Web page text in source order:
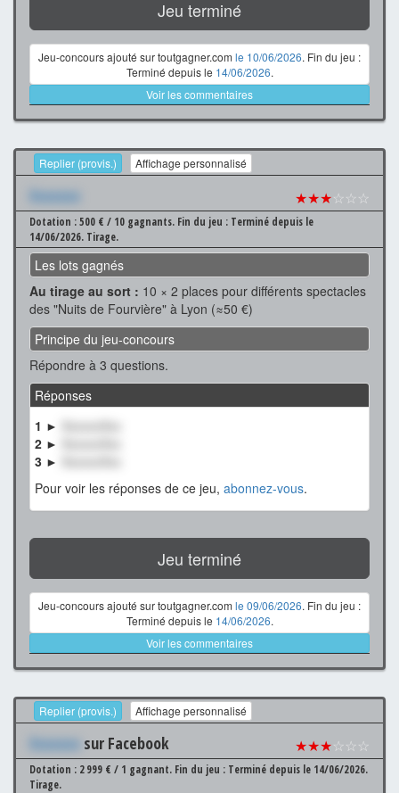
Jeu terminé
Jeu-concours ajouté sur toutgagner.com le 10/06/2026. Fin du jeu :
Terminé depuis le 14/06/2026.
Voir les commentaires
Replier (provis.) Affichage personnalisé
Xxxxxxx ★★★☆☆☆
Dotation : 500 € / 10 gagnants. Fin du jeu : Terminé depuis le
14/06/2026. Tirage.
Les lots gagnés
Au tirage au sort : 10 × 2 places pour différents spectacles
des "Nuits de Fourvière" à Lyon (≈50 €)
Principe du jeu-concours
Répondre à 3 questions.
Réponses
1 ►
XxxxxxXxx
2 ►
3 ►
Pour voir les réponses de ce jeu, abonnez-vous.
Jeu terminé
Jeu-concours ajouté sur toutgagner.com le 09/06/2026. Fin du jeu :
Terminé depuis le 14/06/2026.
Voir les commentaires
Replier (provis.) Affichage personnalisé
Xxxxxxx sur Facebook ★★★☆☆☆
Dotation : 2 999 € / 1 gagnant. Fin du jeu : Terminé depuis le 14/06/2026.
Tirage.